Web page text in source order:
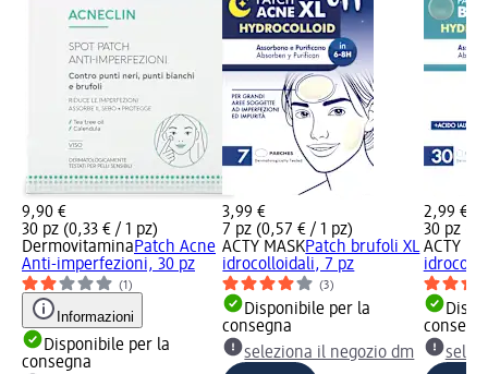
9,90 €
30 pz (0,33 € / 1 pz)
DermovitaminaPatch Acne
Anti-imperfezioni, 30 pz
(1)
Informazioni
Disponibile per la
consegna
3,99 €
7 pz (0,57 € / 1 pz)
ACTY MASKPatch brufoli XL
idrocolloidali, 7 pz
(3)
Disponibile per la
consegna
seleziona il negozio dm
2,99 €
30 pz
ACTY